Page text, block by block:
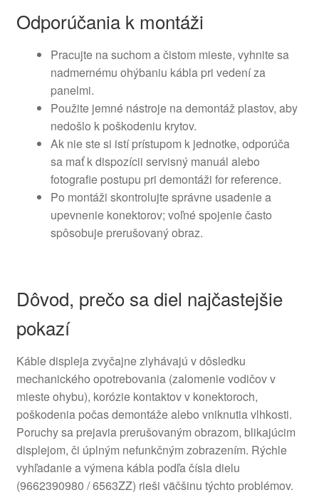
Odporúčania k montáži
Pracujte na suchom a čistom mieste, vyhnite sa
nadmernému ohýbaniu kábla pri vedení za
panelmi.
Použite jemné nástroje na demontáž plastov, aby
nedošlo k poškodeniu krytov.
Ak nie ste si istí prístupom k jednotke, odporúča
sa mať k dispozícii servisný manuál alebo
fotografie postupu pri demontáži for reference.
Po montáži skontrolujte správne usadenie a
upevnenie konektorov; voľné spojenie často
spôsobuje prerušovaný obraz.
Dôvod, prečo sa diel najčastejšie
pokazí
Káble displeja zvyčajne zlyhávajú v dôsledku
mechanického opotrebovania (zalomenie vodičov v
mieste ohybu), korózie kontaktov v konektoroch,
poškodenia počas demontáže alebo vniknutia vlhkosti.
Poruchy sa prejavia prerušovaným obrazom, blikajúcim
displejom, či úplným nefunkčným zobrazením. Rýchle
vyhľadanie a výmena kábla podľa čísla dielu
(9662390980 / 6563ZZ) rieši väčšinu týchto problémov.